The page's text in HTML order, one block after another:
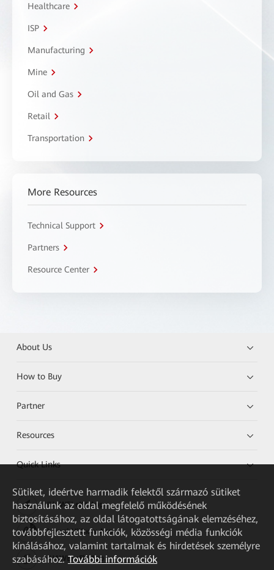
Healthcare
ISP
Manufacturing
Mine
Oil and Gas
Retail
Transportation
More Resources
Technical Support
Partners
Resource Center
About Us
How to Buy
Partner
Resources
Quick Links
HUAWEI eKit App
Huawei HiKnow App
HUAWEI eFly App
Sütiket, ideértve harmadik felektől származó sütiket
használunk az oldal megfelelő működésének
biztosításához, az oldal látogatottságának elemzéséhez,
továbbfejlesztett funkciók, közösségi média funkciók
kínálásához, valamint tartalmak és hirdetések személyre
szabásához. További információk